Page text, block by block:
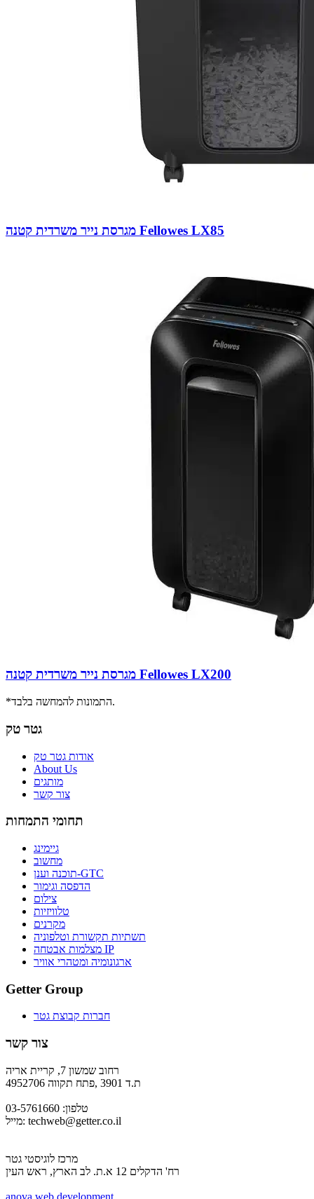
מגרסת נייר משרדית קטנה Fellowes LX85
מגרסת נייר משרדית קטנה Fellowes LX200
*התמונות להמחשה בלבד.
גטר טק
אודות גטר טק
About Us
מותגים
צור קשר
תחומי התמחות
גיימינג
מחשוב
תוכנה וענן-GTC
הדפסה וגימור
צילום
טלוויזיות
מקרנים
תשתיות תקשורת וטלפוניה
מצלמות אבטחה IP
ארגונומיה ומטהרי אוויר
Getter Group
חברות קבוצת גטר
צור קשר
רחוב שמשון 7, קריית אריה
ת.ד 3901 ,פתח תקווה 4952706
טלפון: 03-5761660
מייל: techweb@getter.co.il
מרכז לוגיסטי גטר
רח' הדקלים 12 א.ת. לב הארץ, ראש העין
anova web development